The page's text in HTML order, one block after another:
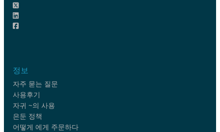
정보
자주 묻는 질문
사용후기
자귀 ~의 사용
은둔 정책
어떻게 에게 주문하다